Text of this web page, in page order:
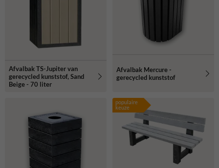
Afvalbak TS-Jupiter van
gerecycled kunststof, Sand
Beige - 70 liter
Afvalbak Mercure -
gerecycled kunststof
populaire
keuze